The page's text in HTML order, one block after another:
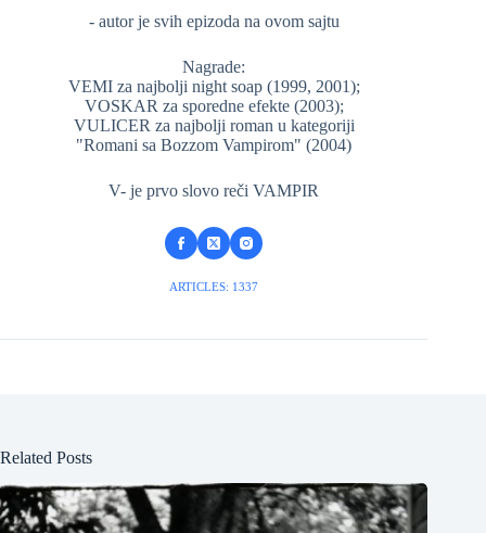
- autor je svih epizoda na ovom sajtu
Nagrade:
VEMI za najbolji night soap (1999, 2001);
VOSKAR za sporedne efekte (2003);
VULICER za najbolji roman u kategoriji
"Romani sa Bozzom Vampirom" (2004)
V- je prvo slovo reči VAMPIR
ARTICLES: 1337
Related Posts